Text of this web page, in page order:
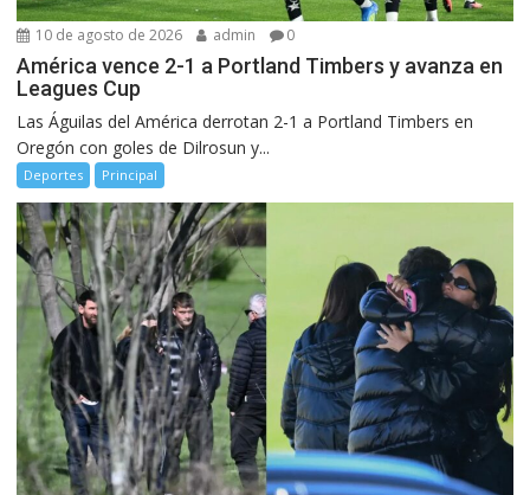
10 de agosto de 2026 admin 0
América vence 2-1 a Portland Timbers y avanza en
Leagues Cup
Las Águilas del América derrotan 2-1 a Portland Timbers en
Oregón con goles de Dilrosun y...
Deportes Principal